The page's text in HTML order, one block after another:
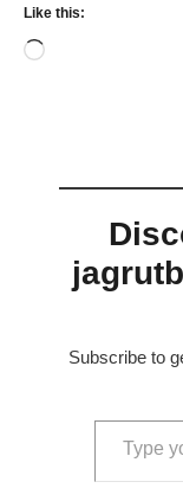
Like this:
Loading…
Subscribe to
Type your email…